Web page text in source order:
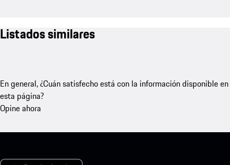
Listados similares
En general, ¿Cuán satisfecho está con la información disponible en
esta página?
Opine ahora